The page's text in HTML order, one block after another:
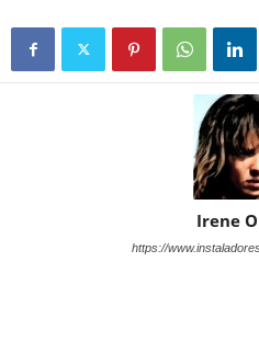
Irene
https://